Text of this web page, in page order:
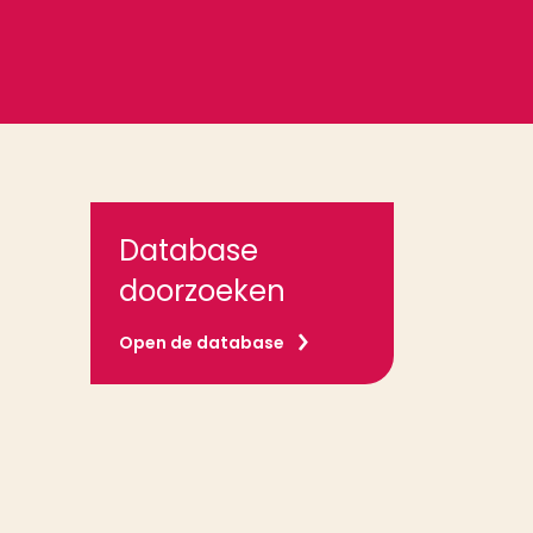
Database
doorzoeken
Open de database